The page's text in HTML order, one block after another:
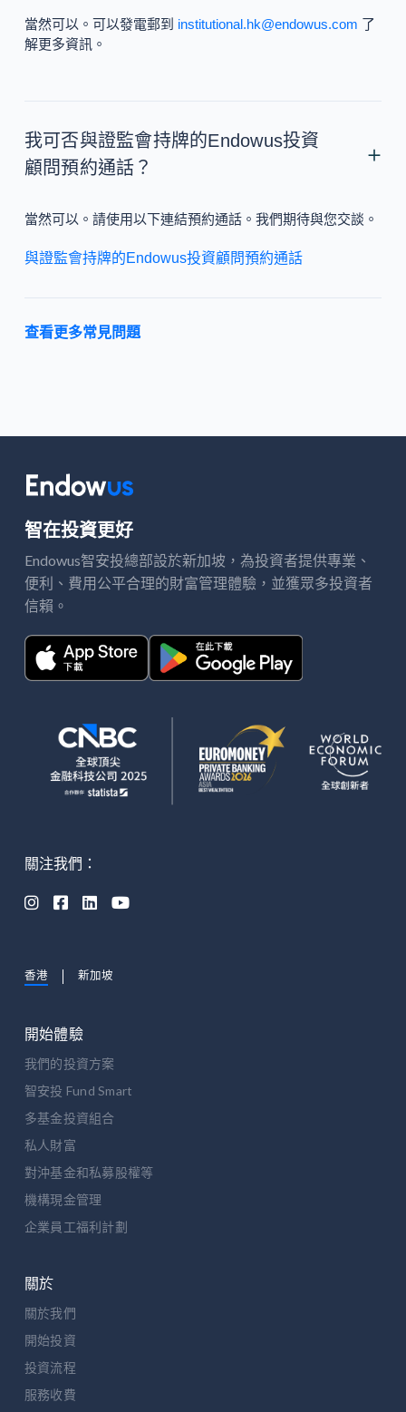
當然可以。可以發電郵到 institutional.hk@endowus.com 了
解更多資訊。
我可否與證監會持牌的Endowus投資
顧問預約通話？
當然可以。請使用以下連結預約通話。我們期待與您交談。
與證監會持牌的Endowus投資顧問預約通話
查看更多常見問題
智在投資更好
Endowus智安投總部設於新加坡， 為投資者提供專業、
便利、費用公平合理的財富管理體驗，並獲眾多投資者
信賴。
關注我們：
   
香港 新加坡
開始體驗
我們的投資方案
智安投 Fund Smart
多基金投資組合
私人財富
對沖基金和私募股權等
機構現金管理
企業員工福利計劃
關於
關於我們
開始投資
投資流程
服務收費